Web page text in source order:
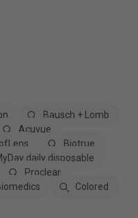
Bausch + Lomb
Acuvue
Biotrue
daily disposable
Proclear
Colored